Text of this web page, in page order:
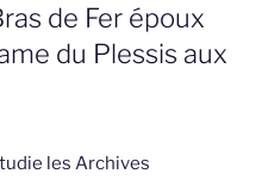
de Fer époux
du Plessis aux
les Archives